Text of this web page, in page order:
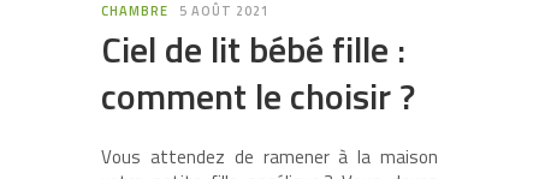
CHAMBRE 5 AOÛT 2021
Ciel de lit bébé fille :
comment le choisir ?
Vous attendez de ramener à la maison